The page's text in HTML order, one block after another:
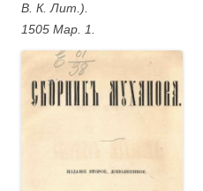
В. К. Лит.).
1505 Мар. 1.